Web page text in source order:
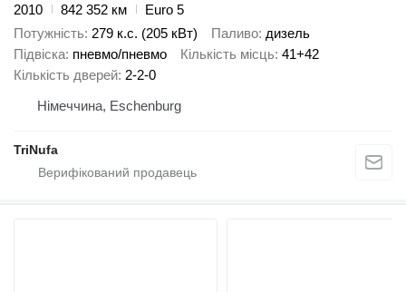
2010
842 352 км
Euro 5
Потужність 279 к.с. (205 кВт) Паливо дизель
Підвіска пневмо/пневмо Кількість місць 41+42
Кількість дверей 2-2-0
Німеччина, Eschenburg
TriNufa